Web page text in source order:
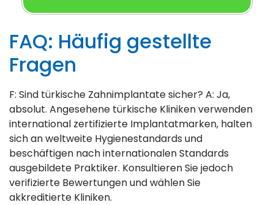
FAQ: Häufig gestellte
Fragen
F: Sind türkische Zahnimplantate sicher? A: Ja,
absolut. Angesehene türkische Kliniken verwenden
international zertifizierte Implantatmarken, halten
sich an weltweite Hygienestandards und
beschäftigen nach internationalen Standards
ausgebildete Praktiker. Konsultieren Sie jedoch
verifizierte Bewertungen und wählen Sie
akkreditierte Kliniken.